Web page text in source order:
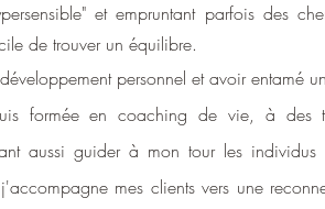
et empruntant parfois des
de trouver un équilibre.
personnel et avoir entamé
formée en coaching de vie, à des
aussi guider à mon tour les
mes clients vers une